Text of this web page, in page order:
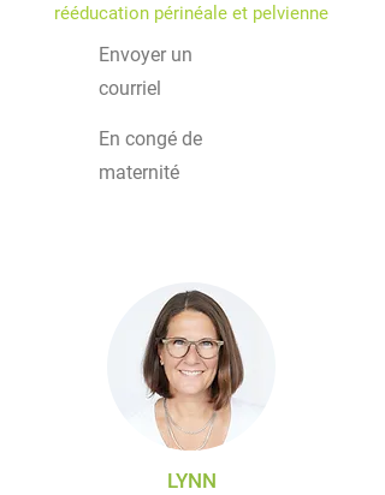
rééducation périnéale et pelvienne
Envoyer un
courriel
En congé de
maternité
LYNN